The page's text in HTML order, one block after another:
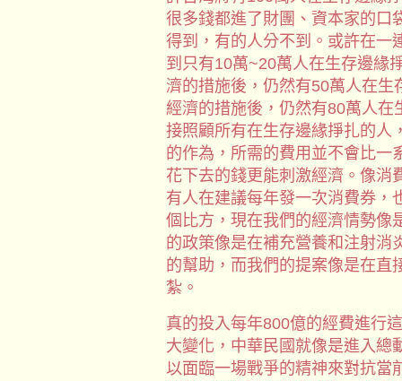
很多錢都進了財團、資本家的口
得到，有的人分不到。或許在一
到只有10萬~20萬人在生存邊緣
濟的措施後，仍然有50萬人在
經濟的措施後，仍然有80萬人
接照顧所有在生存邊緣掙扎的人
的作為，所需的費用並不會比一
花下去的錢更能刺激經濟。像消
有人在建議每年發一次消費券，
個比方，現在我們的經濟情勢像
的政策像是在補充營養和注射消
的幫助，而我們的提案像是在直
紮。
真的投入每年800億的經費進行
大變化，中華民國就像是進入總
以面臨一場戰爭的精神來對抗當